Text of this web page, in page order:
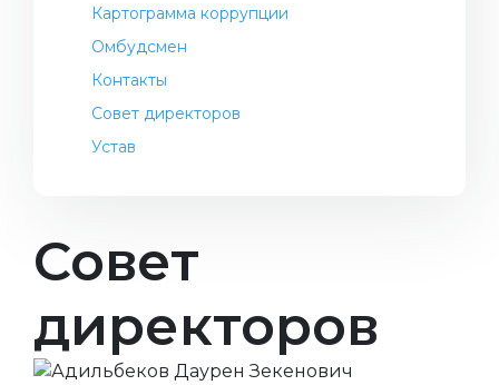
Картограмма коррупции
Омбудсмен
Контакты
Совет директоров
Устав
Совет
директоров